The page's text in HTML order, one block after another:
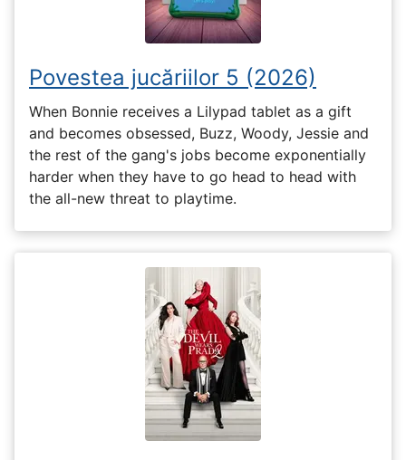
Povestea jucăriilor 5 (2026)
When Bonnie receives a Lilypad tablet as a gift
and becomes obsessed, Buzz, Woody, Jessie and
the rest of the gang's jobs become exponentially
harder when they have to go head to head with
the all-new threat to playtime.